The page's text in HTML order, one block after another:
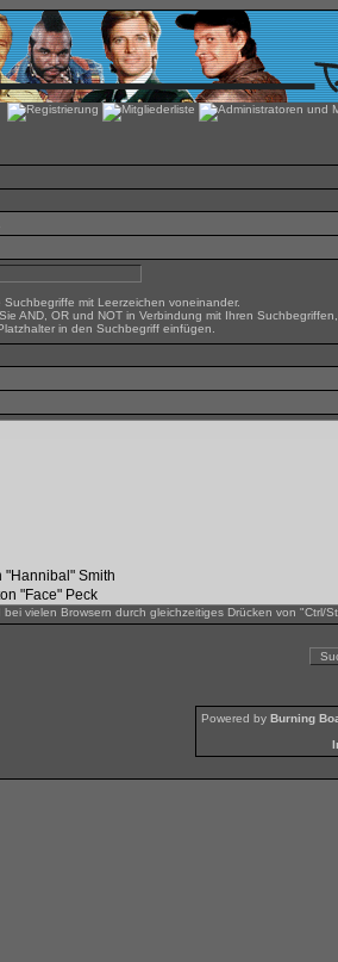
Suchbegriffe mit Leerzeichen voneinander.
AND, OR und NOT in Verbindung mit Ihren
in den Suchbegriff einfügen.
vielen Browsern durch gleichzeitiges Drücken von "Ctrl/
Powered by Burning